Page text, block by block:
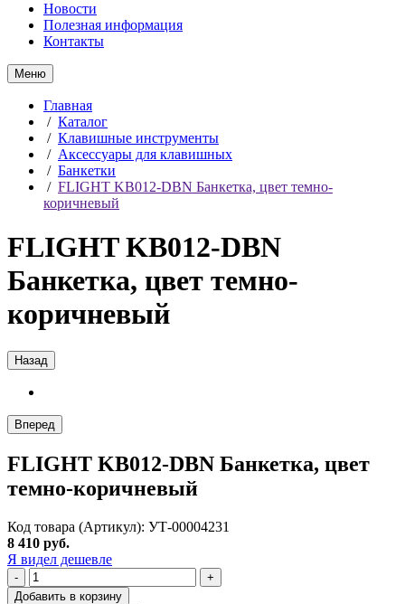
Новости
Полезная информация
Контакты
Меню
Главная
/ Каталог
/ Клавишные инструменты
/ Аксессуары для клавишных
/ Банкетки
/ FLIGHT KB012-DBN Банкетка, цвет темно-
коричневый
FLIGHT KB012-DBN
Банкетка, цвет темно-
коричневый
Назад
Вперед
FLIGHT KB012-DBN Банкетка, цвет
темно-коричневый
Код товара (Артикул): УТ-00004231
8 410 руб.
Я видел дешевле
-
+
Добавить в корзину